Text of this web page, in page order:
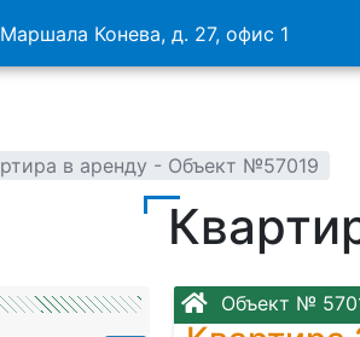
Маршала Конева, д. 27, офис 1
в аренду - Объект №57019
Объект №